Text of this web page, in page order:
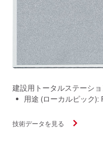
建設用トータルステーシ
用途 (ローカルピック):
技術データを見る